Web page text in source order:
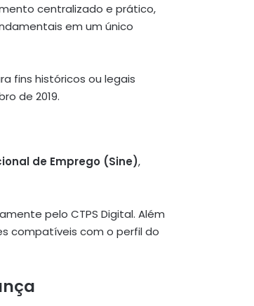
centralizado e prático,
em um único
fins históricos ou legais
de 2019.
de Emprego (Sine),
pelo CTPS Digital. Além
compatíveis com o perfil do